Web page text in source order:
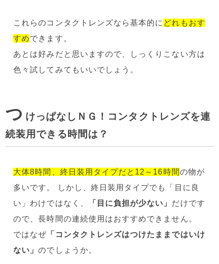
これらのコンタクトレンズなら基本的に どれもおす
すめできます。
あとは好みだと思いますので、しっくりこない方は
色々試してみてもいいでしょう。
つ けっぱなしＮＧ！コンタクトレンズを連
続装用できる時間は？
大体8時間、終日装用タイプだと12～16時間の物が
多いです。 しかし、終日装用タイプでも「目に良
い」わけではなく、
「目に負担が少ない」 だけです
ので、長時間の連続使用はおすすめできません。
ではなぜ 「コンタクトレンズはつけたままではいけ
ない」のでしょうか。